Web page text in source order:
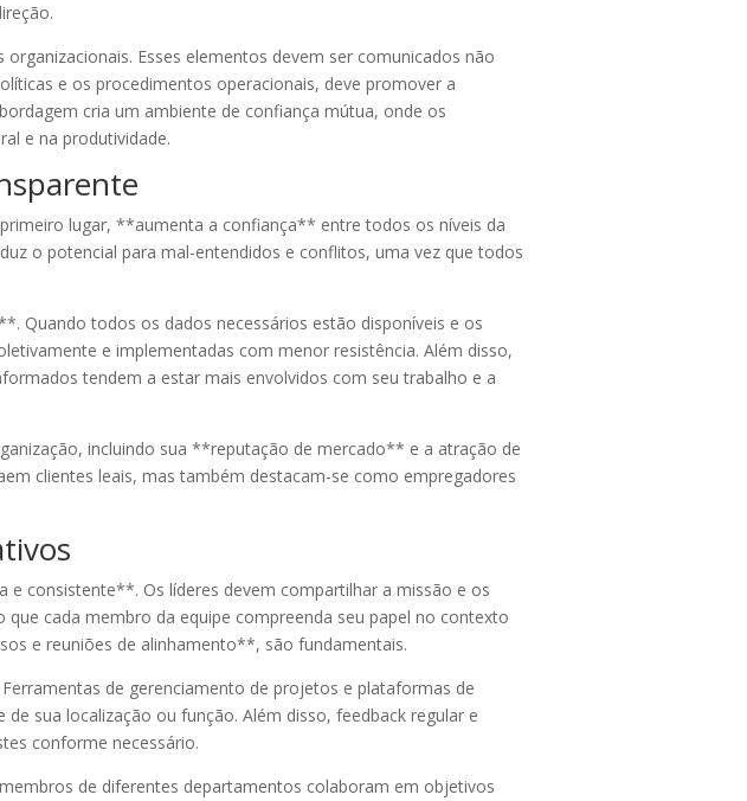
Esses elementos devem ser comunicados não
e os procedimentos operacionais, deve promover a
cria um ambiente de confiança mútua, onde os
e na produtividade.
lugar, **aumenta a confiança** entre todos os níveis da
o potencial para mal-entendidos e conflitos, uma vez que todos
Quando todos os dados necessários estão disponíveis e os
e implementadas com menor resistência. Além disso,
tendem a estar mais envolvidos com seu trabalho e a
incluindo sua **reputação de mercado** e a atração de
clientes leais, mas também destacam-se como empregadores
consistente**. Os líderes devem compartilhar a missão e os
cada membro da equipe compreenda seu papel no contexto
e reuniões de alinhamento**, são fundamentais.
de gerenciamento de projetos e plataformas de
sua localização ou função. Além disso, feedback regular e
conforme necessário.
de diferentes departamentos colaboram em objetivos